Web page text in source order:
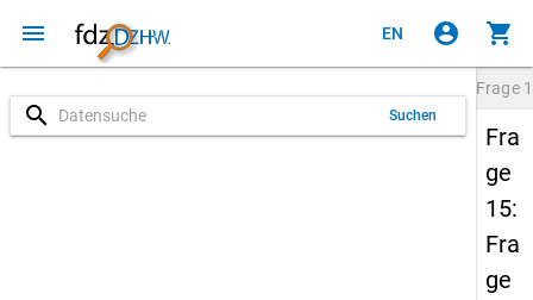
menu EN account_circle shopping_cart
search Suchen
Frage
Fra
ge
15:
Fra
ge